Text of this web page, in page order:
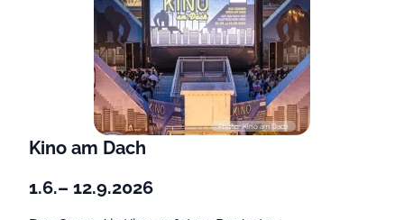
Photo: Kino am Dach
Kino am Dach
1.6.– 12.9.2026